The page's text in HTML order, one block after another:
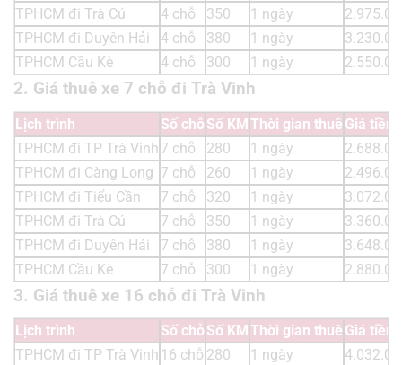
TPHCM đi Trà Cú
4 chỗ 350 1 ngày
TPHCM đi Duyên Hải
4 chỗ 380 1 ngày
TPHCM Cầu Kè
4 chỗ 300 1 ngày
2. Giá thuê xe 7 chỗ đi Trà Vinh
Lịch trình Số chỗ Số KMThời gian thuê Giá tiền
TPHCM đi TP Trà Vinh 7 chỗ 280 1 ngày
TPHCM đi Càng Long 7 chỗ 260 1 ngày
TPHCM đi Tiểu Cần
7 chỗ 320 1 ngày
TPHCM đi Trà Cú
7 chỗ 350 1 ngày
TPHCM đi Duyên Hải
7 chỗ 380 1 ngày
TPHCM Cầu Kè
7 chỗ 300 1 ngày
3. Giá thuê xe 16 chỗ đi Trà Vinh
Lịch trình Số chỗ Số KMThời gian thuê Giá tiền
TPHCM đi TP Trà Vinh 16 chỗ 280 1 ngày